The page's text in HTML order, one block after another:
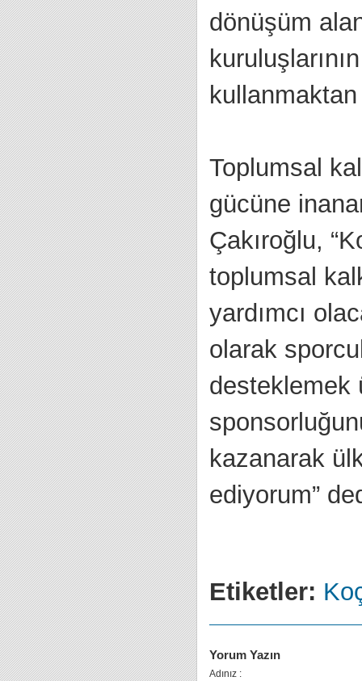
dönüşüm
Toplumsal
gücüne
Çakıroğlu,
toplumsal
yardımcı
olarak
desteklemek
kazanarak
ediyorum”
Etiketler:
Yorum Yazın
Adınız :